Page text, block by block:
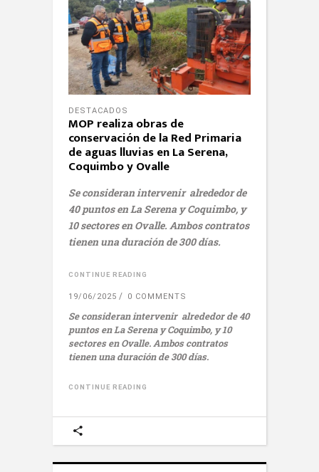
DESTACADOS
MOP realiza obras de
conservación de la Red Primaria
de aguas lluvias en La Serena,
Coquimbo y Ovalle
Se consideran intervenir alrededor de
40 puntos en La Serena y Coquimbo, y
10 sectores en Ovalle. Ambos contratos
tienen una duración de 300 días.
CONTINUE READING
19/06/2025 0 COMMENTS
Se consideran intervenir alrededor de 40
puntos en La Serena y Coquimbo, y 10
sectores en Ovalle. Ambos contratos
tienen una duración de 300 días.
CONTINUE READING